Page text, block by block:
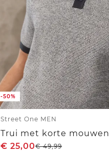
-50%
Street One MEN
Trui met korte mouwen
€ 25,00€49,99